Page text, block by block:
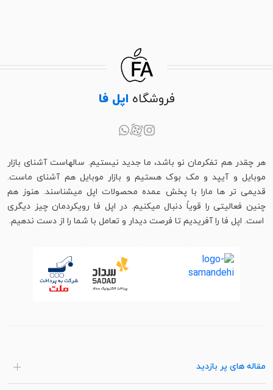
فروشگاه اپل فا
هر چقدر هم تفکرمان نو باشد، ما جدید نیستیم. سالهاست آشنای بازار
موبایل و آیپد و مک بوک هستیم و بازار موبایل هم آشنای ماست.
قدیمی تر ها مارا با پخش عمده محصولات اپل میشناسند. هنوز هم
چنین فعالیتی را قویاً دنبال میکنیم. در اپل فا رویکردمان چیز دیگری
است. اپل فا را آفریدیم تا فرصت دیدار و تعامل با شما را از دست ندهیم.
مقاله های پر بازدید